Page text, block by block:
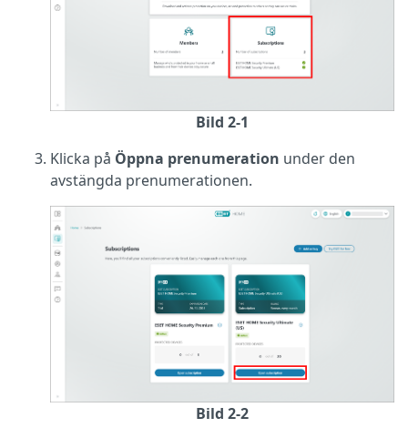
Bild 2-1
Klicka på Öppna prenumeration under den
avstängda prenumerationen.
Bild 2-2